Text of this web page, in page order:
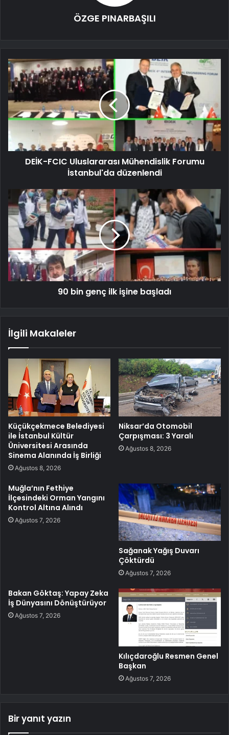
ÖZGE PINARBAŞILI
DEİK-FCIC Uluslararası Mühendislik Forumu
İstanbul'da düzenlendi
90 bin genç ilk işine başladı
İlgili Makaleler
Küçükçekmece Belediyesi
ile İstanbul Kültür
Üniversitesi Arasında
Sinema Alanında İş Birliği
Ağustos 8, 2026
Niksar’da Otomobil
Çarpışması: 3 Yaralı
Ağustos 8, 2026
Muğla’nın Fethiye
İlçesindeki Orman Yangını
Kontrol Altına Alındı
Ağustos 7, 2026
Sağanak Yağış Duvarı
Çöktürdü
Ağustos 7, 2026
Bakan Göktaş: Yapay Zeka
İş Dünyasını Dönüştürüyor
Ağustos 7, 2026
Kılıçdaroğlu Resmen Genel
Başkan
Ağustos 7, 2026
Bir yanıt yazın